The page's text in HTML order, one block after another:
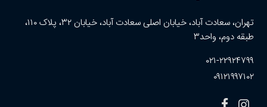
تهران، سعادت آباد، خیابان اصلی سعادت آباد، خیابان ۳۲، پلاک ۱۱۰،
طبقه دوم، واحد۳
۰۲۱-۲۲۹۲۴۷۹۹
۰۹۱۲۱۹۹۷۱۰۲